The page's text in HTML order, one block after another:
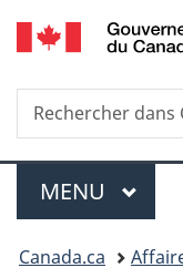
Rechercher
dans
Menu
MENU
Vous
Canada.ca